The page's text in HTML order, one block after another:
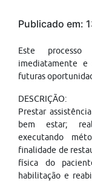
Publicado em:
Este processo
imediatamente e
futuras
DESCRIÇÃO:
Prestar
bem estar;
executando
finalidade de
física do
habilitação e